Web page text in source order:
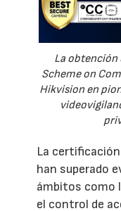
La obtención
Scheme on
Hikvision en
La
han superado
ámbitos como
el control de